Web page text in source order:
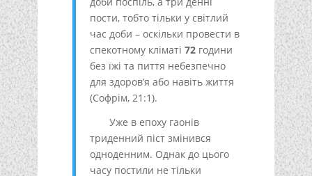
пости, тобто тільки у світлий
час доби – оскільки провести в
спекотному кліматі 72години
без їжі та пиття небезпечно
для здоров’я або навіть життя
(Софрім, 21:1).
Уже в епоху гаонів
триденний піст змінився
одноденним. Однак до цього
часу постили не тільки